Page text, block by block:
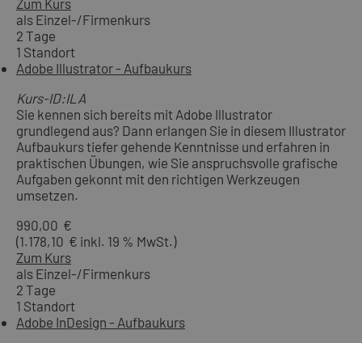
als Einzel-/Firmenkurs
2 Tage
1 Standort
Adobe Illustrator - Aufbaukurs
Kurs-ID:ILA
Sie kennen sich bereits mit Adobe Illustrator
grundlegend aus? Dann erlangen Sie in diesem Illustrator
Aufbaukurs tiefer gehende Kenntnisse und erfahren in
praktischen Übungen, wie Sie anspruchsvolle grafische
Aufgaben gekonnt mit den richtigen Werkzeugen
umsetzen.
990,00 €
(1.178,10 € inkl. 19 % MwSt.)
Zum Kurs
als Einzel-/Firmenkurs
2 Tage
1 Standort
Adobe InDesign - Aufbaukurs